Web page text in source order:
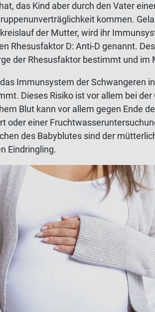
das Kind aber durch den Vater
kommen.
der Mutter, wird ihr
Rhesusfaktor D: Anti-D genannt.
der Rhesusfaktor bestimmt und im
Immunsystem der Schwangeren
Dieses Risiko ist vor allem bei
Blut kann vor allem gegen Ende
oder einer
des Babyblutes sind der
Eindringling.